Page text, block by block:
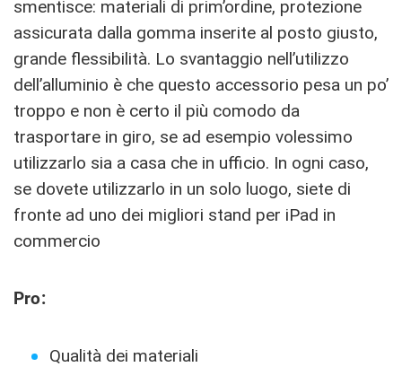
smentisce: materiali di prim’ordine, protezione
assicurata dalla gomma inserite al posto giusto,
grande flessibilità. Lo svantaggio nell’utilizzo
dell’alluminio è che questo accessorio pesa un po’
troppo e non è certo il più comodo da
trasportare in giro, se ad esempio volessimo
utilizzarlo sia a casa che in ufficio. In ogni caso,
se dovete utilizzarlo in un solo luogo, siete di
fronte ad uno dei migliori stand per iPad in
commercio
Pro:
Qualità dei materiali